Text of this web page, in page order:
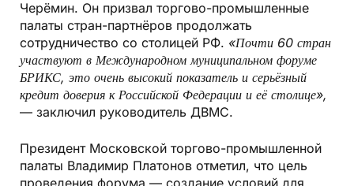
Черёмин. Он призвал торгово-промышленные
палаты стран-партнёров продолжать
сотрудничество со столицей РФ. «Почти 60 стран
участвуют в Международном муниципальном форуме
БРИКС, это очень высокий показатель и серьёзный
кредит доверия к Российской Федерации и её столице»,
— заключил руководитель ДВМС.
Президент Московской торгово-промышленной
палаты Владимир Платонов отметил, что цель